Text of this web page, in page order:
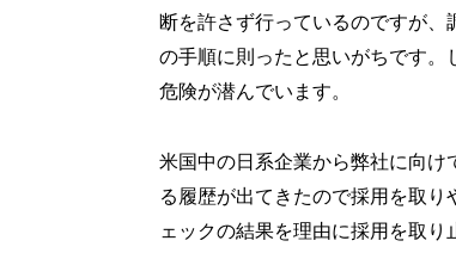
断を許さず行っているのですが
の手順に則ったと思いがちです。
危険が潜んでいます。
米国中の日系企業から弊社に向
る履歴が出てきたので採用を取
ェックの結果を理由に採用を取